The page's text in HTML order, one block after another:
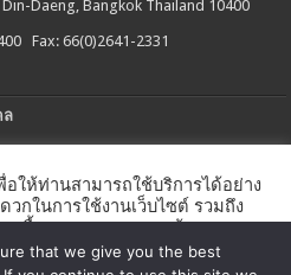
Daeng, Bangkok Thailand 10400
Fax: 66(0)2641-2331
ล
ให้ท่านสามารถใช้บริการได้อย่าง
กในการใช้งานเว็บไซต์ รวมถึง
อเนื้อหาตรงตามความต้องการ
ยละเอียดเพิ่มเติมได้ใน นโยบาย
that we give you the best